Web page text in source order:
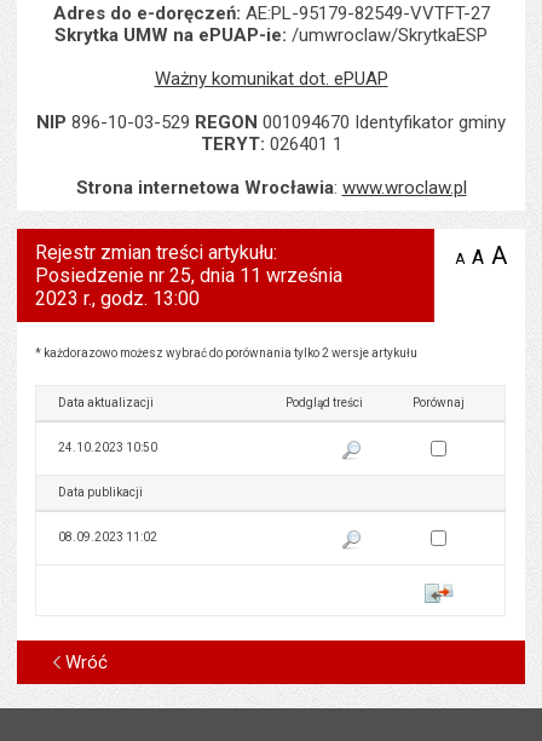
Adres do e-doręczeń: AE:PL-95179-82549-VVTFT-27
Skrytka UMW na ePUAP-ie: /umwroclaw/SkrytkaESP
Ważny komunikat dot. ePUAP
NIP 896-10-03-529 REGON 001094670 Identyfikator gminy
TERYT: 026401 1
Strona internetowa Wrocławia: www.wroclaw.pl
Rejestr zmian treści artykułu:
Posiedzenie nr 25, dnia 11 września
2023 r., godz. 13:00
A zmniejsz
A A
Rejestr zmian treści artykułu: Posiedzenie nr 25, dnia 11 września 2023 r., godz. 13:00
* każdorazowo możesz wybrać do porównania tylko 2 wersje artykułu
Data aktualizacji Podgląd treści Porównaj
24.10.2023 10:50 Pokaż podgląd wersji z dnia
Zaznacz wersję do
Data publikacji
08.09.2023 11:02 Pokaż podgląd wersji z dnia
Zaznacz wersję do
Porównaj
Wróć